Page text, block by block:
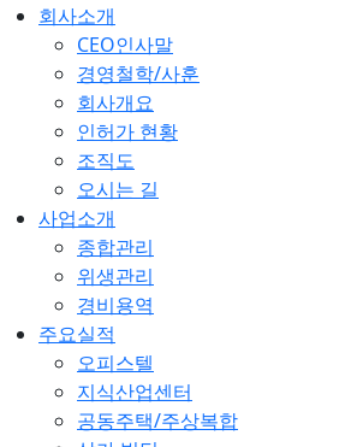
회사소개
CEO인사말
경영철학/사훈
회사개요
인허가 현황
조직도
오시는 길
사업소개
종합관리
위생관리
경비용역
주요실적
오피스텔
지식산업센터
공동주택/주상복합